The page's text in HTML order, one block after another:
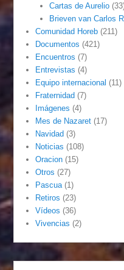
Cartas de Aurelio
Brieven van Carlos
Comunidad Horeb (211)
Documentos (421)
Encuentros (7)
Entrevistas (4)
Equipo internacional (11)
Fraternidad (7)
Imágenes (4)
Mes de Nazaret (17)
Navidad (3)
Noticias (108)
Oracion (15)
Otros (27)
Pascua (1)
Retiros (23)
Vídeos (36)
Vivencias (2)